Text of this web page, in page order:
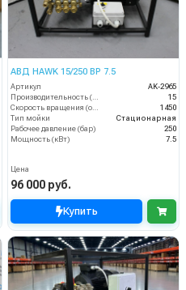
АВД HAWK 15/250 BP 7.5
Артикул
AK-2965
15
1450
Тип мойки
Стационарная
Рабочее давление (бар)
250
Мощность (кВт)
7.5
Цена
96 000 руб.
Купить